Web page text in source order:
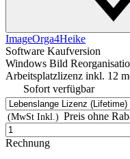
ImageOrga4Heike
Software Kaufversion
Windows Bild
Arbeitsplatzlizenz inkl. 12
Sofort verfügbar
(MwSt Inkl.) Preis ohne
Rechnung